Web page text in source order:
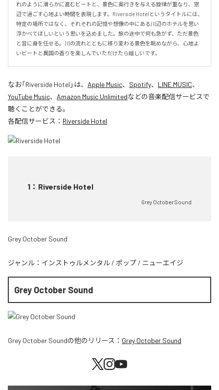
れのように滑らかに進むビートと、景色に奥行きを与える旋律が重なり、窓
辺で過ごす心地よい時間を表現します。Riverside Hotelというタイトルには、
特定の場所ではなく、それぞれの記憶や想像の中にある川辺のホテルを思い
浮かべてほしいという思いを込めました。旅の途中で何も急がず、ただ景色
と音に身を任せる。川の流れとともに移り変わる景色を眺めながら、心地よ
いビートと異国の香りを楽しんでいただけたら嬉しいです。
なお「Riverside Hotel 」は、 Apple Music、 Spotify、 LINE MUSIC、
YouTube Music、 Amazon Music Unlimitedなどの音楽配信サービスで
聴くことができる。
各配信サービス： Riverside Hotel
1 ： Riverside Hotel
Grey October Sound
Grey October Sound
ジャンル： インストゥルメンタル / ポップ / ニューエイジ
Grey October Sound
Grey October Soundの他のリリース： Grey October Sound